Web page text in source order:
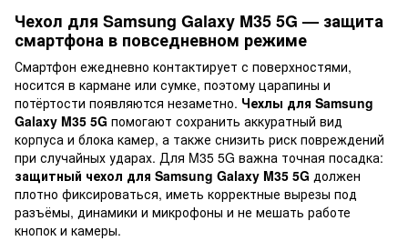
Чехол для Samsung Galaxy M35 5G — защита
смартфона в повседневном режиме
Смартфон ежедневно контактирует с поверхностями,
носится в кармане или сумке, поэтому царапины и
потёртости появляются незаметно. Чехлы для Samsung
Galaxy M35 5G помогают сохранить аккуратный вид
корпуса и блока камер, а также снизить риск повреждений
при случайных ударах. Для M35 5G важна точная посадка:
защитный чехол для Samsung Galaxy M35 5G должен
плотно фиксироваться, иметь корректные вырезы под
разъёмы, динамики и микрофоны и не мешать работе
кнопок и камеры.